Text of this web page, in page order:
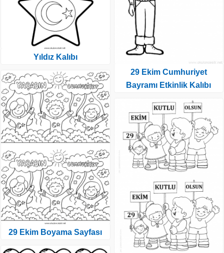
Yıldız Kalıbı
29 Ekim Boyama Sayfası
29 Ekim Cumhuriyet
Bayramı Etkinlik Kalıbı